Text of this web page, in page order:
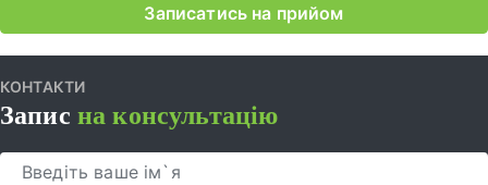
Записатись на прийом
КОНТАКТИ
Запис на консультацію